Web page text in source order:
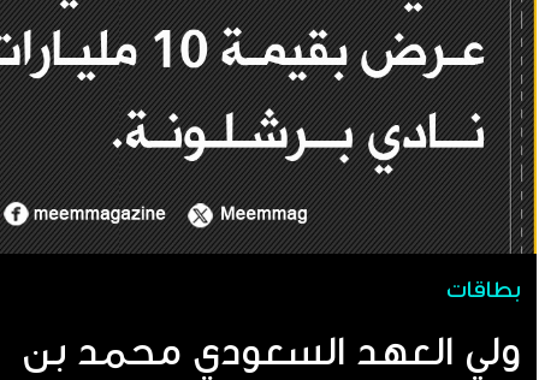
بطاقات
ولي العهد السعودي محمد بن